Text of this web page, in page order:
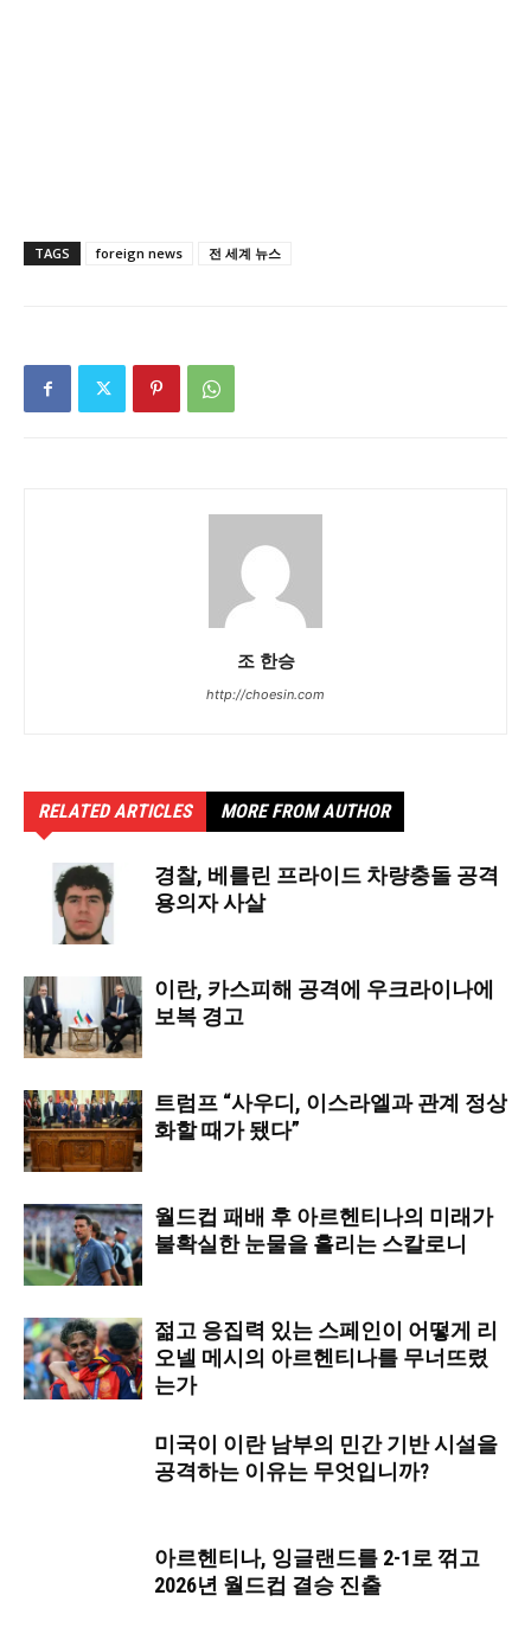
TAGS foreign news 전 세계 뉴스
조 한승
http://choesin.com
RELATED ARTICLES MORE FROM AUTHOR
경찰, 베를린 프라이드 차량충돌 공격
용의자 사살
이란, 카스피해 공격에 우크라이나에
보복 경고
트럼프 “사우디, 이스라엘과 관계 정상
화할 때가 됐다”
월드컵 패배 후 아르헨티나의 미래가
불확실한 눈물을 흘리는 스칼로니
젊고 응집력 있는 스페인이 어떻게 리
오넬 메시의 아르헨티나를 무너뜨렸
는가
미국이 이란 남부의 민간 기반 시설을
공격하는 이유는 무엇입니까?
아르헨티나, 잉글랜드를 2-1로 꺾고
2026년 월드컵 결승 진출